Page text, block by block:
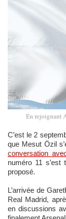
En rejoignant
C’est le 2 septembre 2013, dans les heures finales du mercato,
que Mesut Özil
conversation
numéro 11
proposé.
L’arrivée de
Real Madrid,
en discussions